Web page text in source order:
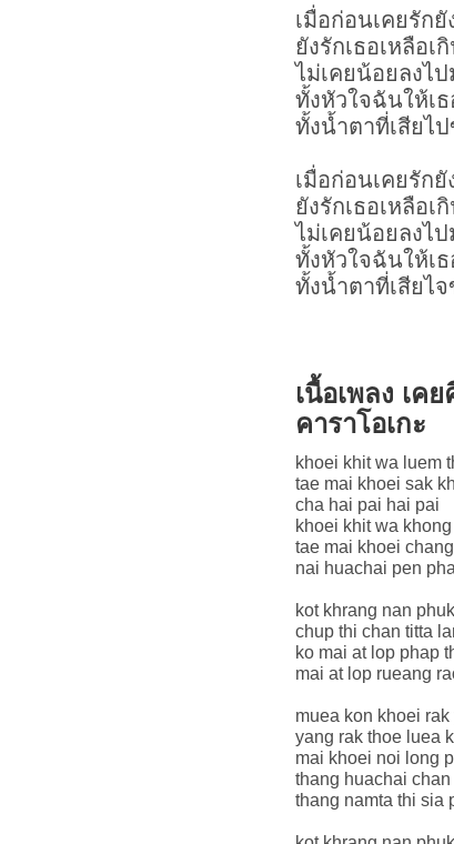
เมื่อก่อนเคยรัก
ยังรักเธอเหลือเ
ไม่เคยน้อยลงไ
ทั้งหัวใจฉันให้เ
ทั้งน้ำตาที่เสียไ
เมื่อก่อนเคยรัก
ยังรักเธอเหลือเ
ไม่เคยน้อยลงไ
ทั้งหัวใจฉันให้เ
ทั้งน้ำตาที่เสียไ
เนื้อเพลง เค
คาราโอเกะ
khoei khit wa luem
tae mai khoei sak
cha hai pai hai pai
khoei khit wa
tae mai khoei
nai huachai pen
kot khrang nan
chup thi chan titta
ko mai at lop phap
mai at lop rueang
muea kon khoei
yang rak thoe luea
mai khoei noi long
thang huachai
thang namta thi sia